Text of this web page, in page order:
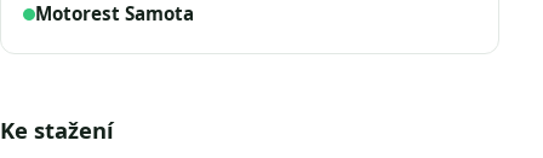
Motorest Samota
Ke stažení